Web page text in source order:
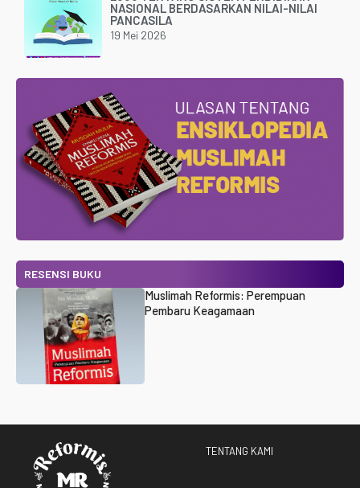
NASIONAL BERDASARKAN NILAI-NILAI
PANCASILA
19 Mei 2026
RESENSI BUKU
Muslimah Reformis: Perempuan
Pembaru Keagamaan
TENTANG KAMI